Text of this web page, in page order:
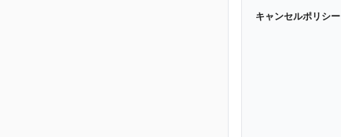
キャンセルポリシー